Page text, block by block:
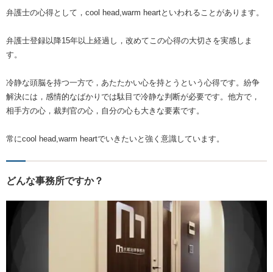
弁護士の心得として，cool head,warm heartといわれることがあります。
弁護士登録以降15年以上経過し，改めてこの心得の大切さを実感しま
す。
冷静な頭脳を持つ一方で，あたたかい心を持とうという心得です。紛争
解決には，感情的なばかりでは駄目で冷静な判断が必要です。他方で，
相手方の心，裁判官の心，自分の心も大きな要素です。
常にcool head,warm heartでいきたいと強く意識しています。
どんな事務所ですか？